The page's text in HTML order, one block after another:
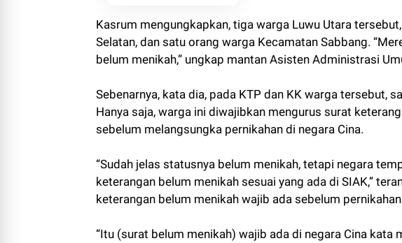
Kasrum mengungkapkan, tiga warga Luwu Utara
Selatan, dan satu orang warga Kecamatan Sabbang.
belum menikah,” ungkap mantan Asisten Administrasi
Sebenarnya, kata dia, pada KTP dan KK warga tersebut,
Hanya saja, warga ini diwajibkan mengurus surat
sebelum melangsungka pernikahan di negara Cina.
“Sudah jelas statusnya belum menikah, tetapi negara
keterangan belum menikah sesuai yang ada di SIAK,”
keterangan belum menikah wajib ada sebelum
“Itu (surat belum menikah) wajib ada di negara Cina kata